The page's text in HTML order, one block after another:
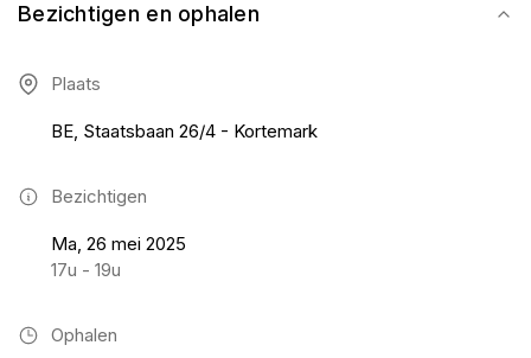
Bezichtigen en ophalen
Plaats
BE, Staatsbaan 26/4 - Kortemark
Bezichtigen
Ma, 26 mei 2025
17u - 19u
Ophalen